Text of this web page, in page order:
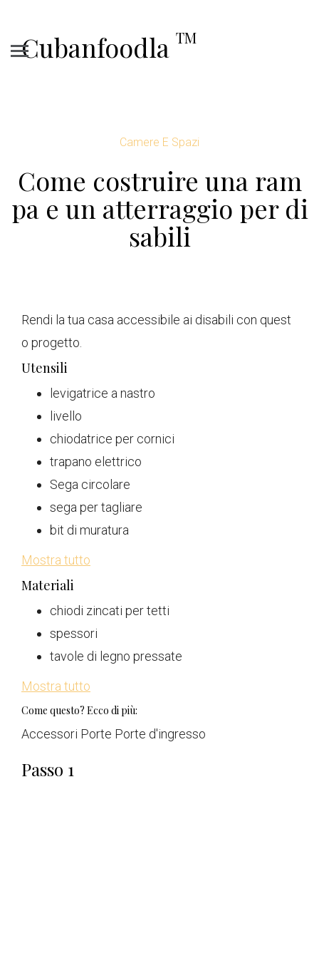
Cubanfoodla TM
Camere E Spazi
Come costruire una ram
pa e un atterraggio per di
sabili
Rendi la tua casa accessibile ai disabili con quest
o progetto.
Utensili
levigatrice a nastro
livello
chiodatrice per cornici
trapano elettrico
Sega circolare
sega per tagliare
bit di muratura
Mostra tutto
Materiali
chiodi zincati per tetti
spessori
tavole di legno pressate
Mostra tutto
Come questo? Ecco di più:
Accessori Porte Porte d'ingresso
Passo 1